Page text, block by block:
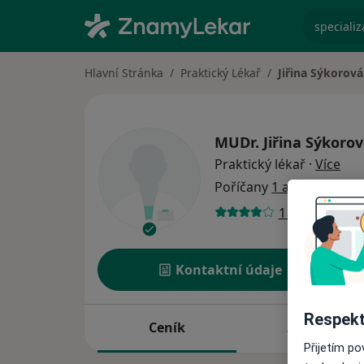
Hlavní Stránka Praktický Lékař Jiřina Sýkorová
MUDr. Jiřina
Praktický lékař · Více
Poříčany 1 adresa
1 názor
Kontaktní údaje
Ceník Adresy
Přijetím